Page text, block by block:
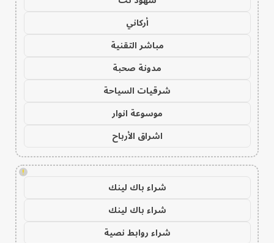
أركاني
مباشر التقنية
مدونة صحبة
شرقيات السياحة
موسوعة انوار
اشراق الأرباح
!
شراء باك لينك
شراء باك لينك
شراء روابط نصية